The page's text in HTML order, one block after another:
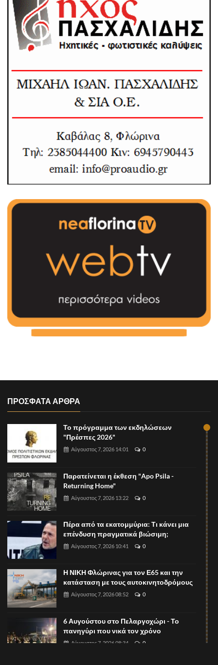
ΠΡΟΣΦΑΤΑ ΑΡΘΡΑ
Το πρόγραμμα των εκδηλώσεων
"Πρέσπες 2026"
Αύγουστος 7, 2026 14:01 0
Παρατείνεται η έκθεση "Apo Psila -
Returning Home"
Αύγουστος 7, 2026 13:22 0
Πέρα από τα εκατομμύρια: Τι κάνει μια
επένδυση πραγματικά βιώσιμη;
Αύγουστος 7, 2026 10:41 0
Η ΝΙΚΗ Φλώρινας για τον Ε65 και την
κατάσταση με τους αυτοκινητοδρόμους
Αύγουστος 7, 2026 08:52 0
6 Αυγούστου στο Πελαργοχώρι - Το
πανηγύρι που νικά τον χρόνο
Αύγουστος 7, 2026 08:34 0